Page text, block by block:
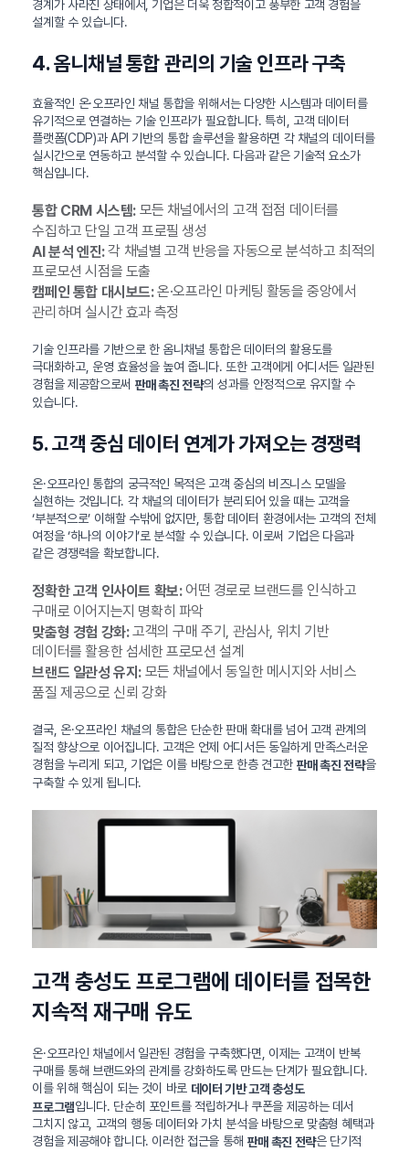
경계가 사라진 상태에서, 기업은 더욱 정합적이고 풍부한 고객 경험을
설계할 수 있습니다.
4. 옴니채널 통합 관리의 기술 인프라 구축
효율적인 온·오프라인 채널 통합을 위해서는 다양한 시스템과 데이터를
유기적으로 연결하는 기술 인프라가 필요합니다. 특히, 고객 데이터
플랫폼(CDP)과 API 기반의 통합 솔루션을 활용하면 각 채널의 데이터를
실시간으로 연동하고 분석할 수 있습니다. 다음과 같은 기술적 요소가
핵심입니다.
통합 CRM 시스템:모든 채널에서의 고객 접점 데이터를
수집하고 단일 고객 프로필 생성
AI 분석 엔진:각 채널별 고객 반응을 자동으로 분석하고 최적의
프로모션 시점을 도출
캠페인 통합 대시보드:온·오프라인 마케팅 활동을 중앙에서
관리하며 실시간 효과 측정
기술 인프라를 기반으로 한 옴니채널 통합은 데이터의 활용도를
극대화하고, 운영 효율성을 높여 줍니다. 또한 고객에게 어디서든 일관된
경험을 제공함으로써 판매 촉진 전략의 성과를 안정적으로 유지할 수
있습니다.
5. 고객 중심 데이터 연계가 가져오는 경쟁력
온·오프라인 통합의 궁극적인 목적은 고객 중심의 비즈니스 모델을
실현하는 것입니다. 각 채널의 데이터가 분리되어 있을 때는 고객을
‘부분적으로’ 이해할 수밖에 없지만, 통합 데이터 환경에서는 고객의 전체
여정을 ‘하나의 이야기’로 분석할 수 있습니다. 이로써 기업은 다음과
같은 경쟁력을 확보합니다.
정확한 고객 인사이트 확보:어떤 경로로 브랜드를 인식하고
구매로 이어지는지 명확히 파악
맞춤형 경험 강화:고객의 구매 주기, 관심사, 위치 기반
데이터를 활용한 섬세한 프로모션 설계
브랜드 일관성 유지:모든 채널에서 동일한 메시지와 서비스
품질 제공으로 신뢰 강화
결국, 온·오프라인 채널의 통합은 단순한 판매 확대를 넘어 고객 관계의
질적 향상으로 이어집니다. 고객은 언제 어디서든 동일하게 만족스러운
경험을 누리게 되고, 기업은 이를 바탕으로 한층 견고한 판매 촉진 전략을
구축할 수 있게 됩니다.
고객 충성도 프로그램에 데이터를 접목한
지속적 재구매 유도
온·오프라인 채널에서 일관된 경험을 구축했다면, 이제는 고객이 반복
구매를 통해 브랜드와의 관계를 강화하도록 만드는 단계가 필요합니다.
이를 위해 핵심이 되는 것이 바로 데이터 기반 고객 충성도
프로그램입니다. 단순히 포인트를 적립하거나 쿠폰을 제공하는 데서
그치지 않고, 고객의 행동 데이터와 가치 분석을 바탕으로 맞춤형 혜택과
경험을 제공해야 합니다. 이러한 접근을 통해 판매 촉진 전략은 단기적